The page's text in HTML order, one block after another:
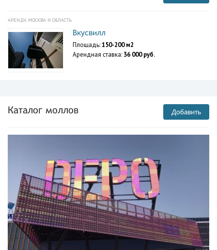
АРЕНДА МОСКВА И ОБЛАСТЬ
Вкусвилл
Площадь:150-200 м2
Арендная ставка: 36 000 руб.
Каталог моллов Добавить